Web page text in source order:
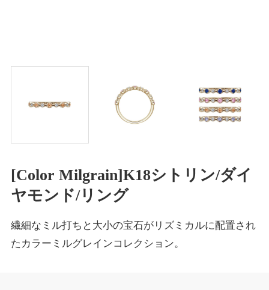
[Color Milgrain]K18シトリン/ダイ
ヤモンド/リング
繊細なミル打ちと大小の宝石がリズミカルに配置され
たカラーミルグレインコレクション。